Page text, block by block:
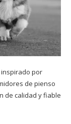
por
de pienso
de calidad y fiable